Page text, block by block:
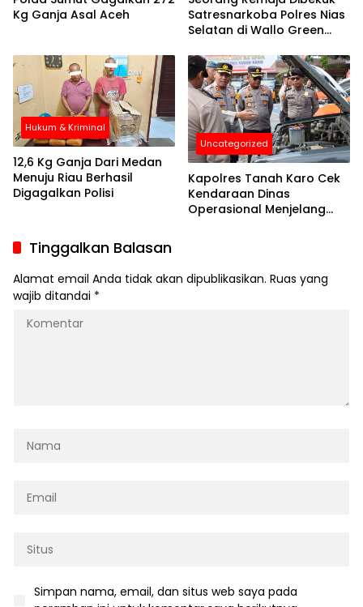
Kg Ganja Asal Aceh
Satresnarkoba Polres Nias
Selatan di Wallo Green
Hukum & Kriminal
12,6 Kg Ganja Dari Medan
Menuju Riau Berhasil
Digagalkan Polisi
Uncategorized
Kapolres Tanah Karo Cek
Kendaraan Dinas
Operasional Menjelang
Tinggalkan Balasan
Alamat email Anda tidak akan dipublikasikan. Ruas yang
wajib ditandai *
Simpan nama, email, dan situs web saya pada